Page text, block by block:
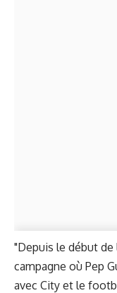
"Depuis le début de
campagne où Pep
avec City et le